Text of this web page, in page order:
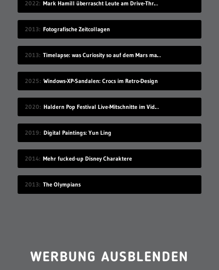
2022 Mark Hamill überrascht Leute am Drive-Thru-Schalter
2013 Fotografische Zeitcollagen
2013 Timelapse: was Curiosity so auf dem Mars macht
2025 Windows-XP-Sandalen: Crocs im Retro-Design
2020 Haldern Pop Festival Live-Mitschnitte im Videostream (2008-2019)
2019 Digital Paintings: Yun Ling
2014 Mehr fucked-up Disney Charaktere
2013 The Olympians
WERBUNG AUSBLENDEN